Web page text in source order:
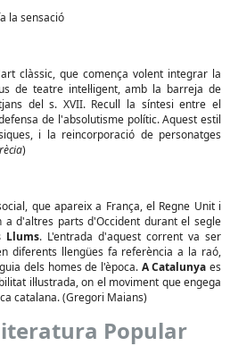
la sensació
clàssic, que comença volent integrar la
de teatre intel·ligent, amb la barreja de
del s. XVII. Recull la síntesi entre el
de l'absolutisme polític. Aquest estil
i la reincorporació de personatges
)
que apareix a França, el Regne Unit i
a d'altres parts d'Occident durant el segle
Llums. L'entrada d'aquest corrent va ser
diferents llengües fa referència a la raó,
dels homes de l'època. A Catalunya es
il·lustrada, on el moviment que engega
catalana. (Gregori Maians)
Popular